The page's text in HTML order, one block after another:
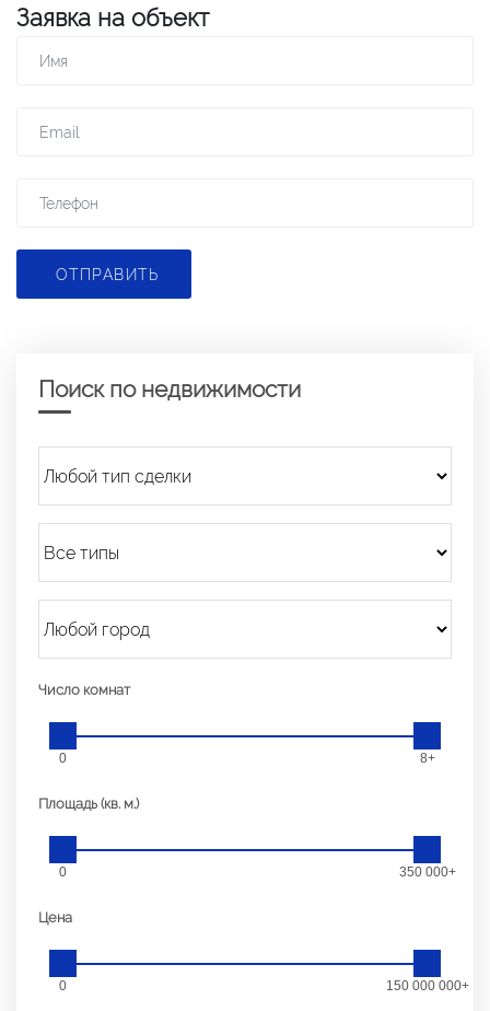
Заявка на объект
ОТПРАВИТЬ
Поиск по недвижимости
Число комнат
0 8+
Площадь (кв. м.)
0 350 000+
Цена
0 150 000 000+